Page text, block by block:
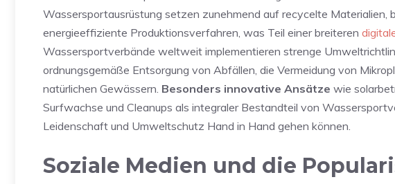
Wassersportausrüstung setzen zunehmend auf recycelte Materialien,
energieeffiziente Produktionsverfahren, was Teil einer breiteren
Wassersportverbände weltweit implementieren strenge
ordnungsgemäße Entsorgung von Abfällen, die Vermeidung von
natürlichen Gewässern. Besonders innovative Ansätze wie
Surfwachse und Cleanups als integraler Bestandteil von
Leidenschaft und Umweltschutz Hand in Hand gehen können.
Soziale Medien und die